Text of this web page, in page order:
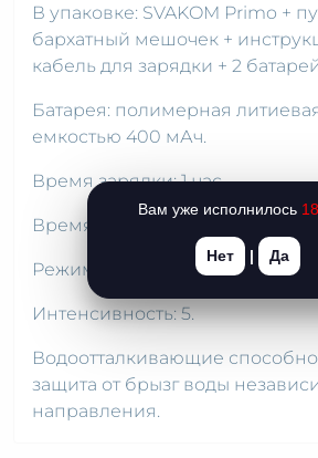
В упаковке: SVAKOM Primo +
бархатный мешочек +
кабель для зарядки + 2
Батарея: полимерная
емкостью 400 мАч.
Время зарядки: 1 час.
Время беспрерывной работы: 2
Режимы: 5.
Интенсивность: 5.
Водоотталкивающие
защита от брызг воды
направления.
Вам уже исполнилось 18
Нет | Да